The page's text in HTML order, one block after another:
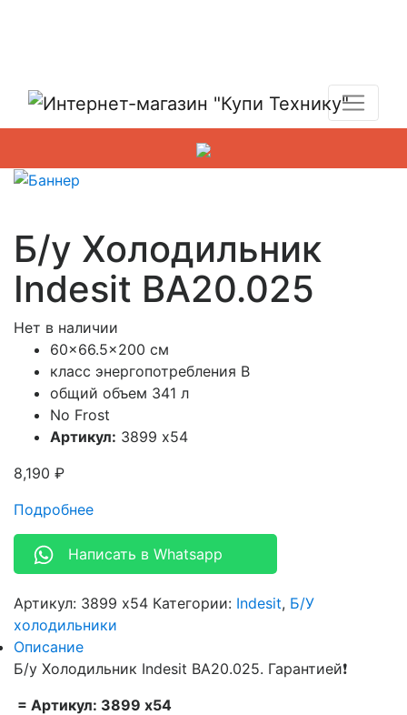
Б/у Холодильник
Indesit BA20.025
Нет в наличии
60×66.5×200 см
класс энергопотребления B
общий объем 341 л
No Frost
Артикул: 3899 x54
8,190 ₽
Подробнее
Написать в Whatsapp
Артикул: 3899 x54 Категории: Indesit, Б/У
холодильники
Описание
Б/у Холодильник Indesit BA20.025. Гарантией❗
= Артикул: 3899 x54